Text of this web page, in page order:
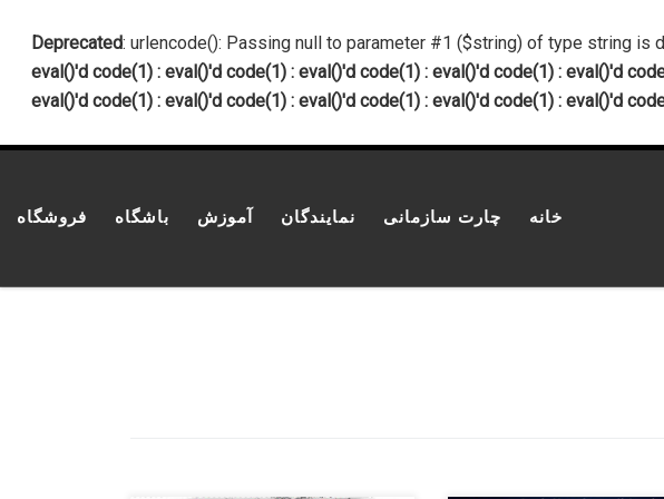
Deprecated: urlencode(): Passing null to parameter #1 ($string) of type string is
eval()'d code(1) : eval()'d code(1) : eval()'d code(1) : eval()'d code(1) : eval()'d
eval()'d code(1) : eval()'d code(1) : eval()'d code(1) : eval()'d code(1) : eval()'d
پرش به محتوا
خانه چارت سازمانی نمایندگان آموزش باشگاه فروشگاه